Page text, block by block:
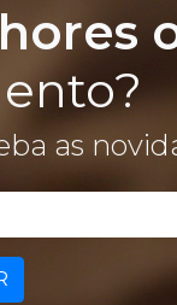
as